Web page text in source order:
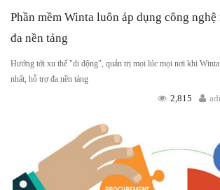
Phần mềm Winta luôn áp dụng công
đa nền tảng
Hướng tới xu thế "di động", quản trị mọi lúc mọi nơi khi Winta
nhất, hỗ trợ đa nền tảng
2,815